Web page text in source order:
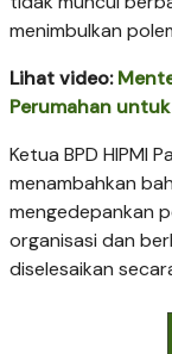
menimbulkan
Lihat video:
Perumahan
Ketua BPD HIPMI
menambahkan
mengedepankan
organisasi dan
diselesaikan